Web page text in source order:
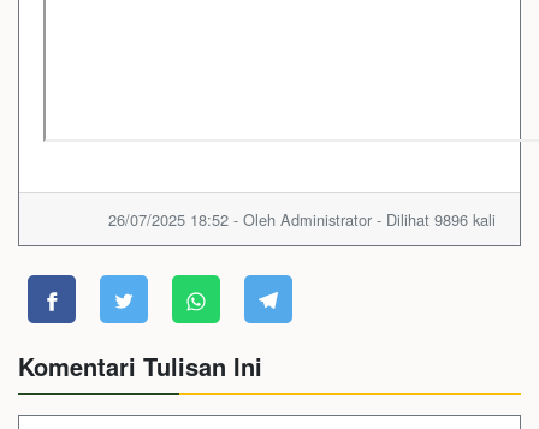
26/07/2025 18:52 - Oleh Administrator - Dilihat 9896 kali
Komentari Tulisan Ini